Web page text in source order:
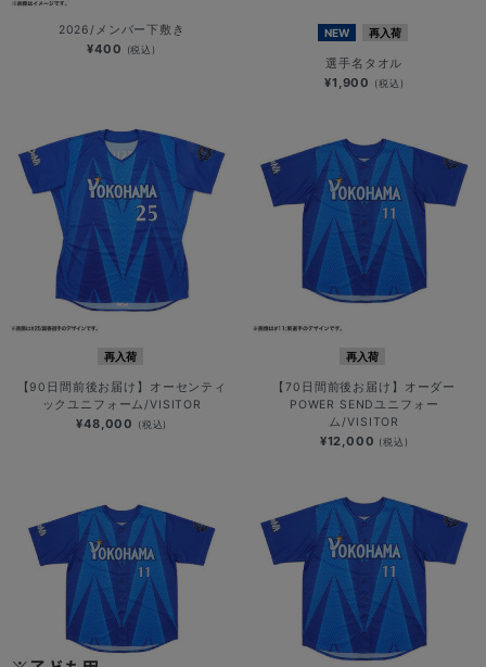
2026/メンバー下敷き
¥400 (税込)
NEW 再入荷
選手名タオル
¥1,900 (税込)
再入荷
【90日間前後お届け】オーセンティ
ックユニフォーム/VISITOR
¥48,000 (税込)
再入荷
【70日間前後お届け】オーダー
POWER SENDユニフォー
ム/VISITOR
¥12,000 (税込)